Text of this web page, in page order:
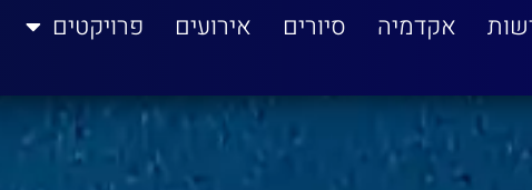
אקדמיה סיורים אירועים פרויקטים